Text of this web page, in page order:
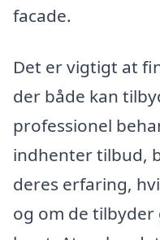
facade.
Det er vigtigt at
der både kan
professionel
indhenter tilbud,
deres erfaring,
og om de